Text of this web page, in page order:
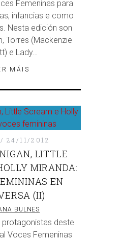
Femeninas para
infancias e como
Nesta edición son
Torres (Mackenzie
e Lady…
MÁIS
24/11/2012
LITTLE
MIRANDA:
EN
(II)
BULNES
deste
Voces Femeninas